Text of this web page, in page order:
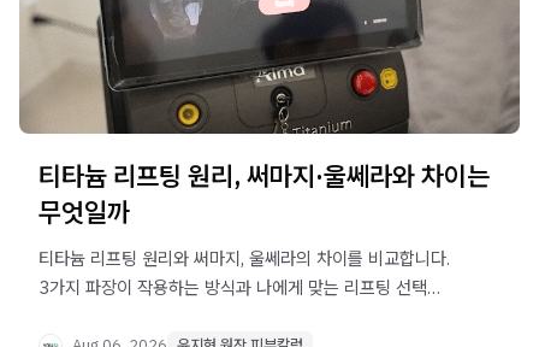
티타늄 리프팅 원리, 써마지·울쎄라와 차이는
무엇일까
티타늄 리프팅 원리와 써마지, 울쎄라의 차이를 비교합니다.
3가지 파장이 작용하는 방식과 나에게 맞는 리프팅 선택